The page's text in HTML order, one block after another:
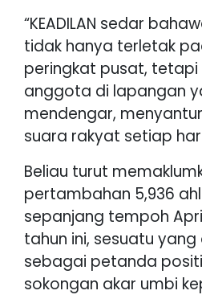
“KEADILAN sedar
tidak hanya terletak
peringkat pusat,
anggota di lapangan
mendengar,
suara rakyat setiap
Beliau turut
pertambahan 5,936
sepanjang tempoh
tahun ini, sesuatu
sebagai petanda
sokongan akar umbi